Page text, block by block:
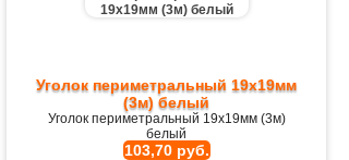
Уголок периметральный 19х19мм
(3м) белый
Уголок периметральный 19х19мм (3м)
белый
103,70 руб.